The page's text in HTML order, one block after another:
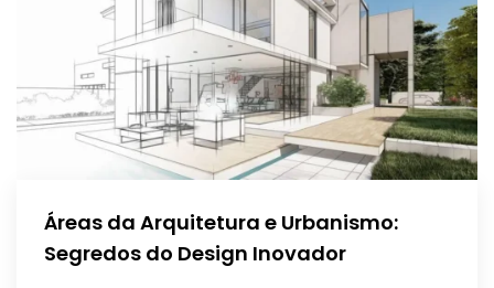
Áreas da Arquitetura e Urbanismo:
Segredos do Design Inovador